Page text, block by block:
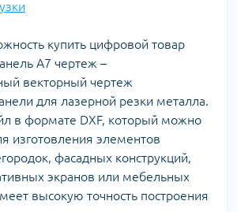
купить цифровой товар
A7 чертеж –
векторный чертеж
для лазерной резки металла.
в формате DXF, который можно
изготовления элементов
фасадных конструкций,
экранов или мебельных
высокую точность построения